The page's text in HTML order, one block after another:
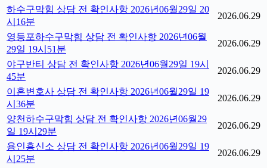
하수구막힘 상담 전 확인사항 2026년06월29일 20
시16분
2026.06.29
영등포하수구막힘 상담 전 확인사항 2026년06월
29일 19시51분
2026.06.29
야구반티 상담 전 확인사항 2026년06월29일 19시
45분
2026.06.29
이혼변호사 상담 전 확인사항 2026년06월29일 19
시36분
2026.06.29
양천하수구막힘 상담 전 확인사항 2026년06월29
일 19시29분
2026.06.29
용인흥신소 상담 전 확인사항 2026년06월29일 19
시25분
2026.06.29